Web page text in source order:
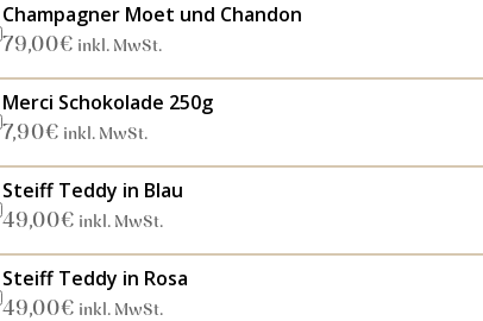
Champagner Moet und Chandon
79,00€ inkl. MwSt.
Merci Schokolade 250g
7,90€ inkl. MwSt.
Steiff Teddy in Blau
49,00€ inkl. MwSt.
Steiff Teddy in Rosa
49,00€ inkl. MwSt.